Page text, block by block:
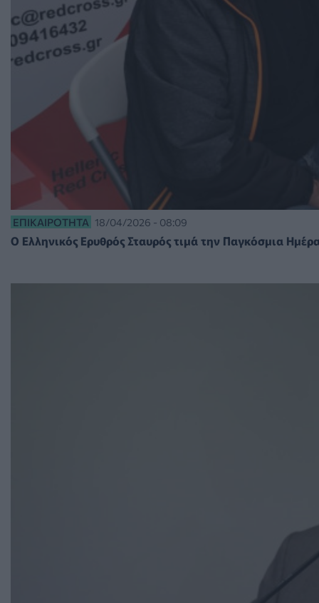
ΕΠΙΚΑΙΡΌΤΗΤΑ 18/04/2026 - 08:09
Ο Ελληνικός Ερυθρός Σταυρός τιμά την Παγκόσμια